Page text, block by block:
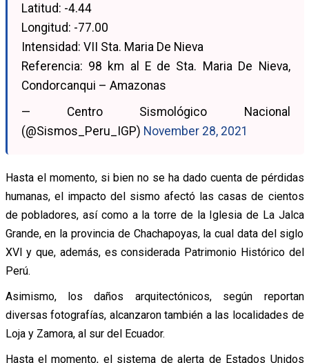
Latitud: -4.44
Longitud: -77.00
Intensidad: VII Sta. Maria De Nieva
Referencia: 98 km al E de Sta. Maria De Nieva,
Condorcanqui – Amazonas
— Centro Sismológico Nacional
(@Sismos_Peru_IGP) November 28, 2021
Hasta el momento, si bien no se ha dado cuenta de pérdidas
humanas, el impacto del sismo afectó las casas de cientos
de pobladores, así como a la torre de la Iglesia de La Jalca
Grande, en la provincia de Chachapoyas, la cual data del siglo
XVI y que, además, es considerada Patrimonio Histórico del
Perú.
Asimismo, los daños arquitectónicos, según reportan
diversas fotografías, alcanzaron también a las localidades de
Loja y Zamora, al sur del Ecuador.
Hasta el momento, el sistema de alerta de Estados Unidos